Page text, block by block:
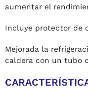
aumentar el
Incluye protector de
Mejorada la
caldera con un tubo